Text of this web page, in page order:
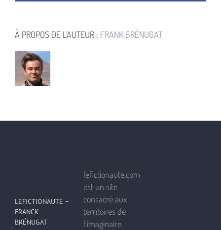
À PROPOS DE L'AUTEUR : FRANK BRÉNUGAT
LEFICTIONAUTE –
FRANCK
BRÉNUGAT
lefictionaute.com
est un site
consacré aux
territoires de
l’imaginaire.